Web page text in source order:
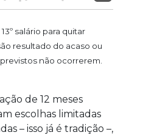
salário para quitar
resultado do acaso ou
não ocorrerem.
de 12 meses
escolhas limitadas
– isso já é tradição –,